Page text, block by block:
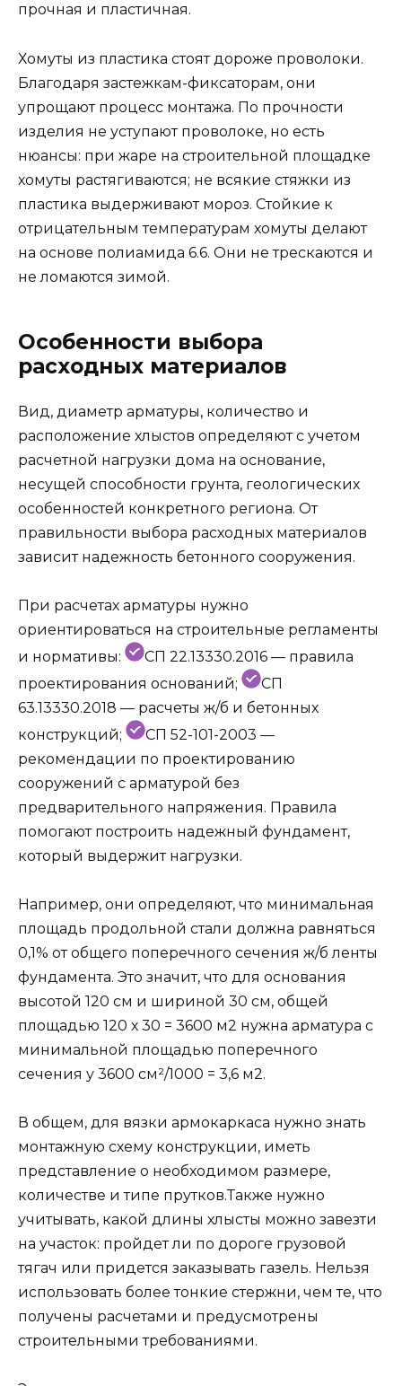
прочная и пластичная.
Хомуты из пластика стоят дороже проволоки.
Благодаря застежкам-фиксаторам, они
упрощают процесс монтажа. По прочности
изделия не уступают проволоке, но есть
нюансы: при жаре на строительной площадке
хомуты растягиваются; не всякие стяжки из
пластика выдерживают мороз. Стойкие к
отрицательным температурам хомуты делают
на основе полиамида 6.6. Они не трескаются и
не ломаются зимой.
Особенности выбора
расходных материалов
Вид, диаметр арматуры, количество и
расположение хлыстов определяют с учетом
расчетной нагрузки дома на основание,
несущей способности грунта, геологических
особенностей конкретного региона. От
правильности выбора расходных материалов
зависит надежность бетонного сооружения.
При расчетах арматуры нужно
ориентироваться на строительные регламенты
и нормативы:
СП 22.13330.2016 — правила
проектирования оснований;
СП
63.13330.2018 — расчеты ж/б и бетонных
конструкций;
СП 52-101-2003 —
рекомендации по проектированию
сооружений с арматурой без
предварительного напряжения. Правила
помогают построить надежный фундамент,
который выдержит нагрузки.
Например, они определяют, что минимальная
площадь продольной стали должна равняться
0,1% от общего поперечного сечения ж/б ленты
фундамента. Это значит, что для основания
высотой 120 см и шириной 30 см, общей
площадью 120 х 30 = 3600 м2 нужна арматура с
минимальной площадью поперечного
сечения у 3600 см²/1000 = 3,6 м2.
В общем, для вязки армокаркаса нужно знать
монтажную схему конструкции, иметь
представление о необходимом размере,
количестве и типе прутков.Также нужно
учитывать, какой длины хлысты можно завезти
на участок: пройдет ли по дороге грузовой
тягач или придется заказывать газель. Нельзя
использовать более тонкие стержни, чем те, что
получены расчетами и предусмотрены
строительными требованиями.